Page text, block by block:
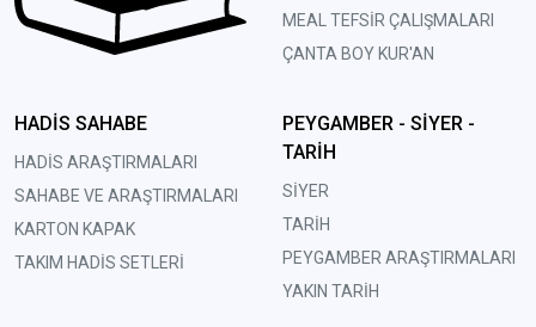
MEAL TEFSİR ÇALIŞMALARI
ÇANTA BOY KUR'AN
HADİS SAHABE
HADİS ARAŞTIRMALARI
SAHABE VE ARAŞTIRMALARI
KARTON KAPAK
TAKIM HADİS SETLERİ
PEYGAMBER - SİYER -
TARİH
SİYER
TARİH
PEYGAMBER ARAŞTIRMALARI
YAKIN TARİH